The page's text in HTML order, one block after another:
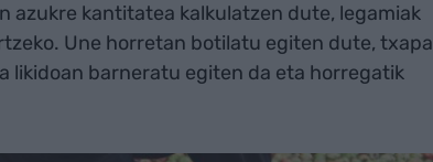
azukre kantitatea kalkulatzen dute, legamiak
Une horretan botilatu egiten dute, txapa
likidoan barneratu egiten da eta horregatik